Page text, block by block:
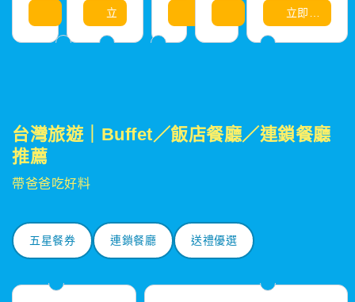
即
領
額享
2%折
扣
立
即
領
92
折
即
領
程
體
驗
即
領
親子景點
滿1200
享3%折
立即領
取
台灣旅遊｜Buffet／飯店餐廳／連鎖餐廳
推薦
帶爸爸吃好料
五星餐券 連鎖餐廳 送禮優選